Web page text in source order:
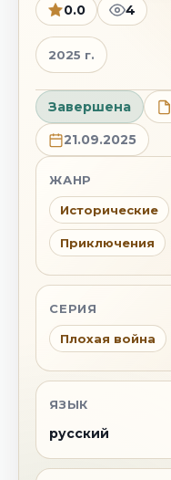
0.0 4
2025 г.
Завершена
21.09.2025
ЖАНР
Исторические
Приключения
СЕРИЯ
Плохая война
ЯЗЫК
русский